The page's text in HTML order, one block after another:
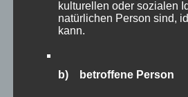
kulturellen oder sozialen
natürlichen Person sind,
kann.
b) betroffene Person